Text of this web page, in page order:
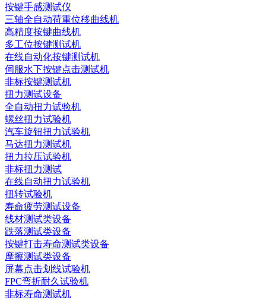
按键手感测试仪
三轴全自动荷重位移曲线机
高精度按键曲线机
多工位按键测试机
在线自动化按键测试机
伺服水下按键点击测试机
非标按键测试机
扭力测试设备
全自动扭力试验机
螺丝扭力试验机
汽车旋钮扭力试验机
马达扭力测试机
扭力拉压试验机
非标扭力测试
在线自动扭力试验机
扭转试验机
寿命疲劳测试设备
线材测试类设备
跌落测试类设备
按键打击寿命测试类设备
摩擦测试类设备
屏幕点击划线试验机
FPC弯折耐久试验机
非标寿命测试机